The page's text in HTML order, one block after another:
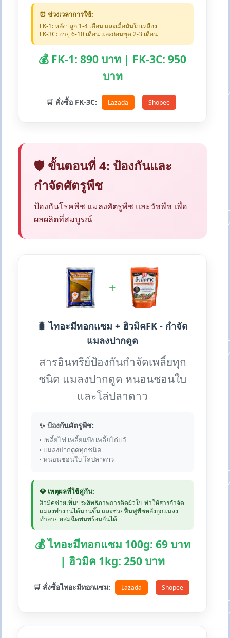
⏰ ช่วงเวลาการใช้:
FK-1: หลังปลูก 1-4 เดือน และเมื่อมันใบเหลือง
FK-3C: อายุ 6-10 เดือน และก่อนขุด 2-3 เดือน
💰 FK-1: 890 บาท | FK-3C: 950
บาท
🛒 สั่งซื้อ FK-3C: Lazada Shopee
🛡️ ขั้นตอนที่ 4: ป้องกันและ
กำจัดศัตรูพืช
ป้องกันโรคพืช แมลงศัตรูพืช และวัชพืช เพื่อ
ผลผลิตที่สมบูรณ์
+
🐛 ไทอะมีทอกแซม + ฮิวมิคFK - กำจัด
แมลงปากดูด
สารอินทรีย์ป้องกันกำจัดเพลี้ยทุก
ชนิด แมลงปากดูด หนอนชอนใบ
และโล่ปลาดาว
✨ ป้องกันศัตรูพืช:
• เพลี้ยไฟ เพลี้ยแป้ง เพลี้ยไก่แจ้
• แมลงปากดูดทุกชนิด
• หนอนชอนใบ โล่ปลาดาว
💎 เหตุผลที่ใช้คู่กัน:
ฮิวมิคช่วยเพิ่มประสิทธิภาพการติดผิวใบ ทำให้สารกำจัด
แมลงทำงานได้นานขึ้น และช่วยฟื้นฟูพืชหลังถูกแมลง
ทำลาย ผสมฉีดพ่นพร้อมกันได้
💰 ไทอะมีทอกแซม 100g: 69 บาท
| ฮิวมิค 1kg: 250 บาท
🛒 สั่งซื้อไทอะมีทอกแซม: Lazada Shopee